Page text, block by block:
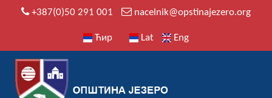
+387(0)50 291 001 nacelnik@opstinajezero.org
Ћир Lat Eng